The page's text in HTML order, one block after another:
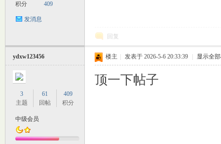
积分 409
发消息
回复
ydxw123456
3
主题
61
回帖
409
积分
中级会员
楼主 发表于 2026-5-6 20:33:39 显示全
顶一下帖子